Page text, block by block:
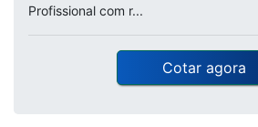
Profissional com r...
Cotar agora